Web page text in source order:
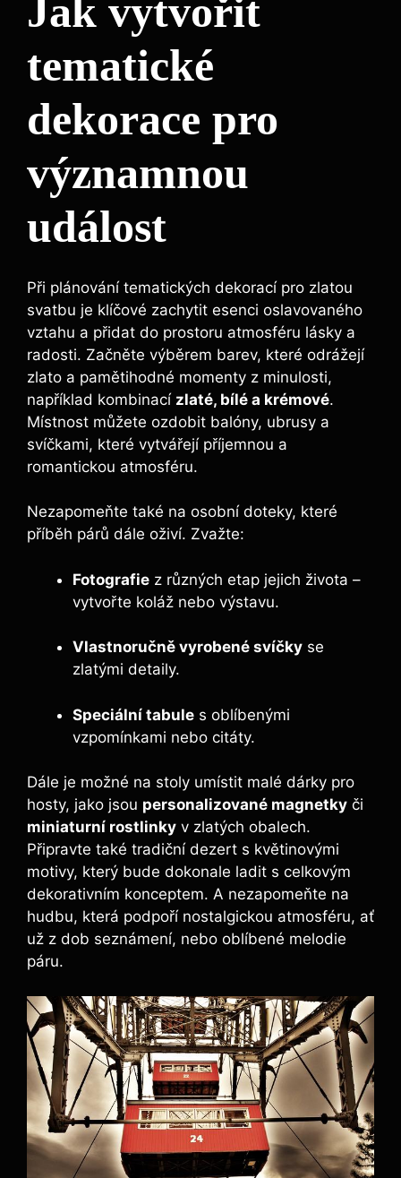
Jak vytvořit
tematické
dekorace pro
významnou
událost
Při plánování tematických dekorací pro zlatou
svatbu je klíčové zachytit esenci oslavovaného
vztahu a přidat do prostoru atmosféru lásky a
radosti. Začněte výběrem barev, které odrážejí
zlato a pamětihodné momenty z minulosti,
například kombinací zlaté, bílé a krémové.
Místnost můžete ozdobit balóny, ubrusy a
svíčkami, které vytvářejí příjemnou a
romantickou atmosféru.
Nezapomeňte také na osobní doteky, které
příběh párů dále oživí. Zvažte:
Fotografie z různých etap jejich života –
vytvořte koláž nebo výstavu.
Vlastnoručně vyrobené svíčky se
zlatými detaily.
Speciální tabule s oblíbenými
vzpomínkami nebo citáty.
Dále je možné na stoly umístit malé dárky pro
hosty, jako jsou personalizované magnetky či
miniaturní rostlinky v zlatých obalech.
Připravte také tradiční dezert s květinovými
motivy, který bude dokonale ladit s celkovým
dekorativním konceptem. A nezapomeňte na
hudbu, která podpoří nostalgickou atmosféru, ať
už z dob seznámení, nebo oblíbené melodie
páru.